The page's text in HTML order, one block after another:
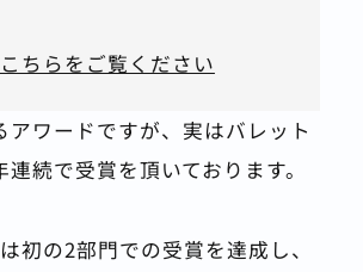
ちらをご覧ください
アワードですが、実はバレット
続で受賞を頂いております。
初の2部門での受賞を達成し、